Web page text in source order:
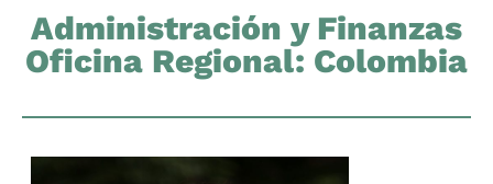
Administración y Finanzas
Oficina Regional: Colombia